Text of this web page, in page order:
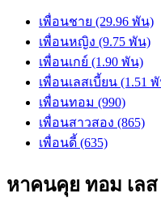
เพื่อนชาย (29.96 พัน)
เพื่อนหญิง (9.75 พัน)
เพื่อนเกย์ (1.90 พัน)
เพื่อนเลสเบี้ยน (1.51
เพื่อนทอม (990)
เพื่อนสาวสอง (865)
เพื่อนดี้ (635)
หาคนคุย ทอม เล